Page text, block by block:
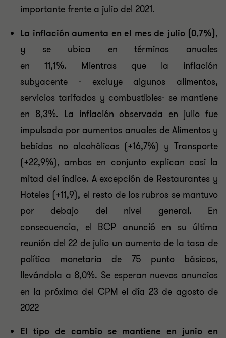
importante frente a julio del 2021.
La inflación aumenta en el mes de julio (0,7%),
y se ubica en términos anuales
en 11,1%. Mientras que la inflación
subyacente - excluye algunos alimentos,
servicios tarifados y combustibles- se mantiene
en 8,3%. La inflación observada en julio fue
impulsada por aumentos anuales de Alimentos y
bebidas no alcohólicas (+16,7%) y Transporte
(+22,9%), ambos en conjunto explican casi la
mitad del índice. A excepción de Restaurantes y
Hoteles (+11,9), el resto de los rubros se mantuvo
por debajo del nivel general. En
consecuencia, el BCP anunció en su última
reunión del 22 de julio un aumento de la tasa de
política monetaria de 75 punto básicos,
llevándola a 8,0%. Se esperan nuevos anuncios
en la próxima del CPM el día 23 de agosto de
2022
El tipo de cambio se mantiene en junio en